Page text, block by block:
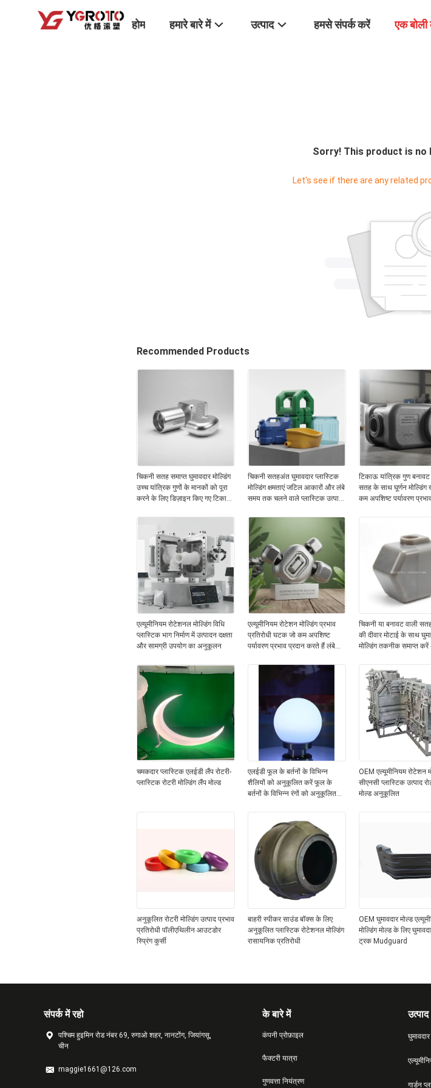
होम हमारे बारे में उत्पाद हमसे संपर्क करें एक
Sorry! This product is no
Let's see if there are any related
Recommended Products
चिकनी सतह समाप्त घुमावदार मोल्डिंग
उच्च यांत्रिक गुणों के मानकों को पूरा
करने के लिए डिज़ाइन किए गए टिकाऊ
चिकनी सतहअंत घुमावदार प्लास्टिक
मोल्डिंग क्षमताएं जटिल आकारों और लंबे
समय तक चलने वाले प्लास्टिक उत्पादों
टिकाऊ यांत्रिक गुण बनावट
सतह के साथ घूर्णन मोल्डिंग
कम अपशिष्ट पर्यावरण
एल्यूमीनियम रोटेशनल मोल्डिंग विधि
प्लास्टिक भाग निर्माण में उत्पादन दक्षता
और सामग्री उपयोग का अनुकूलन
एल्यूमीनियम रोटेशन मोल्डिंग प्रभाव
प्रतिरोधी घटक जो कम अपशिष्ट
पर्यावरण प्रभाव प्रदान करते हैं लंबे
चिकनी या बनावट वाली
की दीवार मोटाई के साथ
मोल्डिंग तकनीक समाप्त करें
सुनिश्चित करना
चमकदार प्लास्टिक एलईडी लैंप रोटरी-
प्लास्टिक रोटरी मोल्डिंग लैंप मोल्ड
एलईडी फूल के बर्तनों के विभिन्न
शैलियों को अनुकूलित करें फूल के
बर्तनों के विभिन्न रंगों को अनुकूलित
OEM एल्यूमीनियम रोटेशन
सीएनसी प्लास्टिक उत्पाद
मोल्ड अनुकूलित
अनुकूलित रोटरी मोल्डिंग उत्पाद प्रभाव
प्रतिरोधी पॉलीएथिलीन आउटडोर
स्प्रिंग कुर्सी
बाहरी स्पीकर साउंड बॉक्स के लिए
अनुकूलित प्लास्टिक रोटेशनल मोल्डिंग
रासायनिक प्रतिरोधी
OEM घुमावदार मोल्ड
मोल्डिंग मोल्ड के लिए
ट्रक Mudguard
संपर्क में रहो
पश्चिम हुइमिन रोड नंबर 69, रुगाओ शहर, नानटोंग, जियांगसू,
चीन
maggie1661@126.com
के बारे में
कंपनी प्रोफ़ाइल
फैक्टरी यात्रा
गुणवत्ता नियंत्रण
उत्पाद
गार्डन